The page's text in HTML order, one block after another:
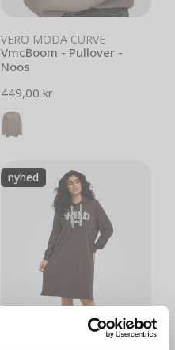
Vælg muligheder
VERO MODA CURVE
VmcBoom - Pullover -
Noos
Normal
pris
449,00 kr
CarReza
-
Sweatshirt
nyhed